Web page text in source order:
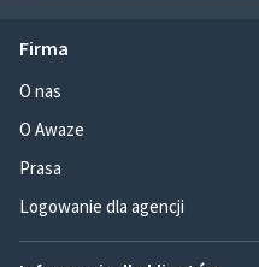
Firma
O nas
O Awaze
Prasa
Logowanie dla agencji